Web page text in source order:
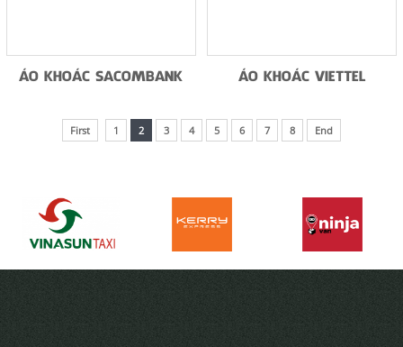
ÁO KHOÁC SACOMBANK ÁO KHOÁC VIETTEL
First 1 2 3 4 5 6 7 8 End